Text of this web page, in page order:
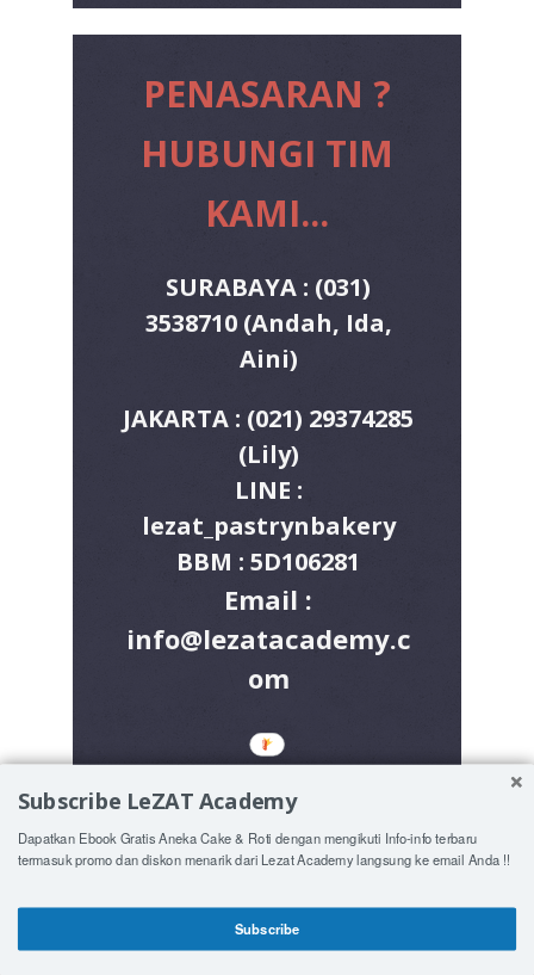
PENASARAN ?
H UBUNGI TIM
KAMI...
SURABAYA : (031)
3538710 (Andah, Ida,
Aini)
JAKARTA : (021) 29374285
(Lily)
LINE :
lezat_pastrynbakery
BBM : 5D106281
Email :
info@lezatacademy.c
om
SMS : 0856-5549-2290
WhatsApp Admin :
Andah : +6282132719471
Aini : +6281234810319
Ida : +6285648883229
Subscribe LeZAT Academy
Dapatkan Ebook Gratis Aneka Cake & Roti dengan mengikuti Info-info terbaru
termasuk promo dan diskon menarik dari Lezat Academy langsung ke email Anda !!
Subscribe